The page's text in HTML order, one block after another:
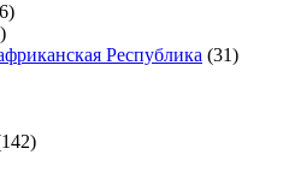
Республика (31)